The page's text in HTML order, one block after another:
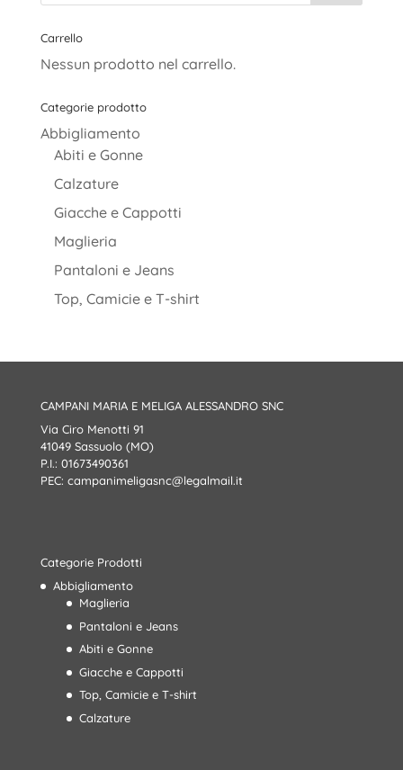
a
Carrello
Nessun prodotto nel carrello.
Categorie prodotto
Abbigliamento
Abiti e Gonne
Calzature
Giacche e Cappotti
Maglieria
Pantaloni e Jeans
Top, Camicie e T-shirt
CAMPANI MARIA E MELIGA ALESSANDRO SNC
Via Ciro Menotti 91
41049 Sassuolo (MO)
P.I.: 01673490361
PEC: campanimeligasnc@legalmail.it
Categorie Prodotti
Abbigliamento
Maglieria
Pantaloni e Jeans
Abiti e Gonne
Giacche e Cappotti
Top, Camicie e T-shirt
Calzature